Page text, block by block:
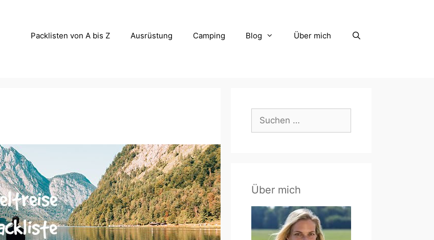
Packlisten von A bis Z Ausrüstung Camping Blog Über mich
Suchen
nach:
Über mich